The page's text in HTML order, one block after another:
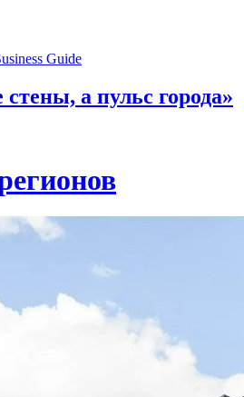
Guide
а пульс города»